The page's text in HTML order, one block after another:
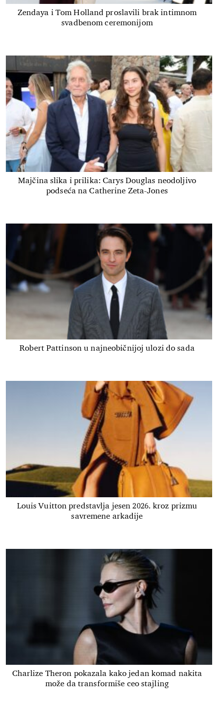
Zendaya i Tom Holland proslavili brak intimnom
svadbenom ceremonijom
Majčina slika i prilika: Carys Douglas neodoljivo
podseća na Catherine Zeta-Jones
Robert Pattinson u najneobičnijoj ulozi do sada
Louis Vuitton predstavlja jesen 2026. kroz prizmu
savremene arkadije
Charlize Theron pokazala kako jedan komad nakita
može da transformiše ceo stajling